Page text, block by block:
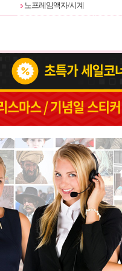
노프레임액자/시계